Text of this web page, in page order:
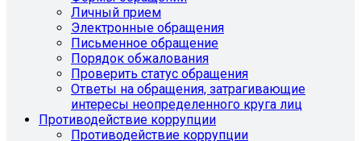
Личный прием
Электронные обращения
Письменное обращение
Порядок обжалования
Проверить статус обращения
Ответы на обращения, затрагивающие
интересы неопределенного круга лиц
Противодействие коррупции
Противодействие коррупции